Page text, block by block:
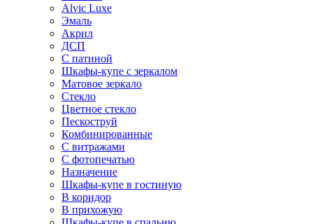
Alvic Luxe
Эмаль
Акрил
ДСП
С патиной
Шкафы-купе с зеркалом
Матовое зеркало
Стекло
Цветное стекло
Пескоструй
Комбинированные
С витражами
С фотопечатью
Назначение
Шкафы-купе в гостиную
В коридор
В прихожую